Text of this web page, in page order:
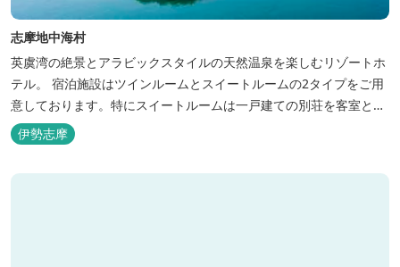
志摩地中海村
英虞湾の絶景とアラビックスタイルの天然温泉を楽しむリゾートホ
テル。 宿泊施設はツインルームとスイートルームの2タイプをご用
意しております。特にスイートルームは一戸建ての別荘を客室とし
てリニューアル♪120平米の驚きの広さとこだわりの調度品が自慢
です！ スペイン１ツ星レストランと提携したレストランでのお食事
伊勢志摩